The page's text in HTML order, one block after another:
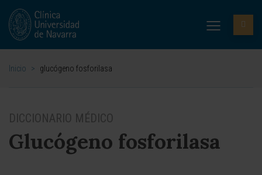
Inicio > glucógeno fosforilasa
DICCIONARIO MÉDICO
Glucógeno fosforilasa